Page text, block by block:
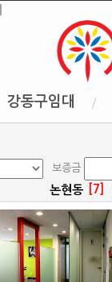
강동구임대
보증금
논현동 [7]